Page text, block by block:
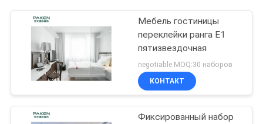
Мебель гостиницы
переклейки ранга E1
пятизвездочная
negotiable MOQ:30 наборов
КОНТАКТ
Фиксированный набор